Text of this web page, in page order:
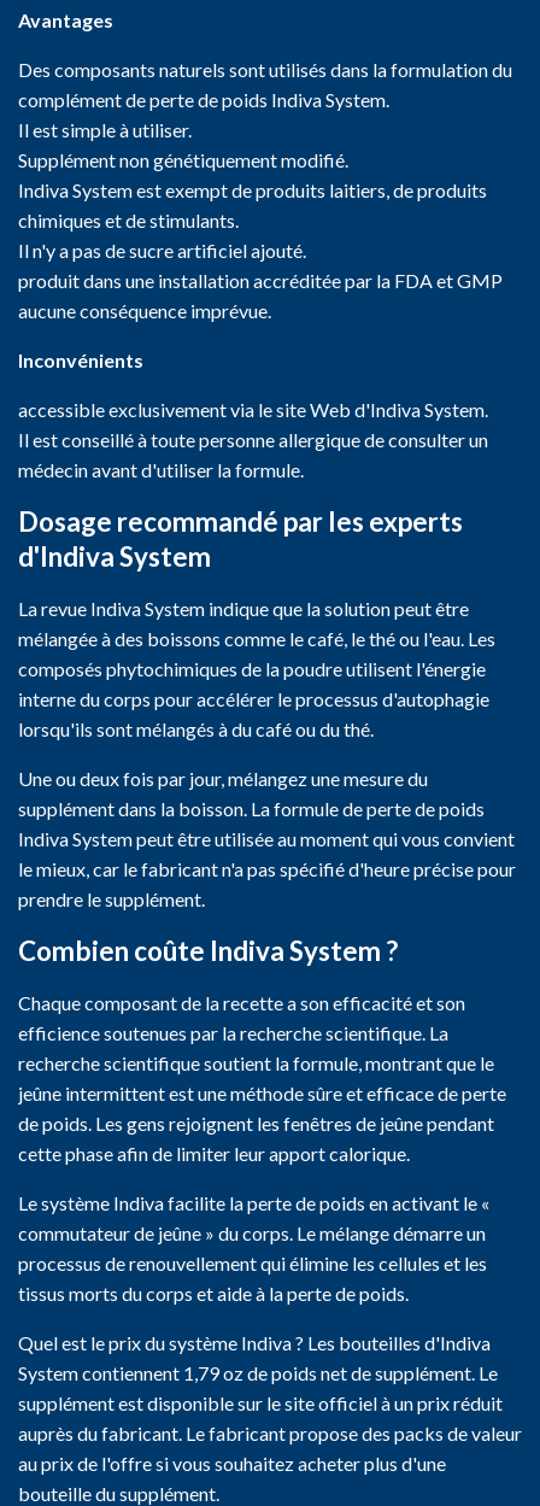
Avantages
Des composants naturels sont utilisés dans la formulation du
complément de perte de poids Indiva System.
Il est simple à utiliser.
Supplément non génétiquement modifié.
Indiva System est exempt de produits laitiers, de produits
chimiques et de stimulants.
Il n'y a pas de sucre artificiel ajouté.
produit dans une installation accréditée par la FDA et GMP
aucune conséquence imprévue.
Inconvénients
accessible exclusivement via le site Web d'Indiva System.
Il est conseillé à toute personne allergique de consulter un
médecin avant d'utiliser la formule.
Dosage recommandé par les experts
d'Indiva System
La revue Indiva System indique que la solution peut être
mélangée à des boissons comme le café, le thé ou l'eau. Les
composés phytochimiques de la poudre utilisent l'énergie
interne du corps pour accélérer le processus d'autophagie
lorsqu'ils sont mélangés à du café ou du thé.
Une ou deux fois par jour, mélangez une mesure du
supplément dans la boisson. La formule de perte de poids
Indiva System peut être utilisée au moment qui vous convient
le mieux, car le fabricant n'a pas spécifié d'heure précise pour
prendre le supplément.
Combien coûte Indiva System ?
Chaque composant de la recette a son efficacité et son
efficience soutenues par la recherche scientifique. La
recherche scientifique soutient la formule, montrant que le
jeûne intermittent est une méthode sûre et efficace de perte
de poids. Les gens rejoignent les fenêtres de jeûne pendant
cette phase afin de limiter leur apport calorique.
Le système Indiva facilite la perte de poids en activant le «
commutateur de jeûne » du corps. Le mélange démarre un
processus de renouvellement qui élimine les cellules et les
tissus morts du corps et aide à la perte de poids.
Quel est le prix du système Indiva ? Les bouteilles d'Indiva
System contiennent 1,79 oz de poids net de supplément. Le
supplément est disponible sur le site officiel à un prix réduit
auprès du fabricant. Le fabricant propose des packs de valeur
au prix de l'offre si vous souhaitez acheter plus d'une
bouteille du supplément.